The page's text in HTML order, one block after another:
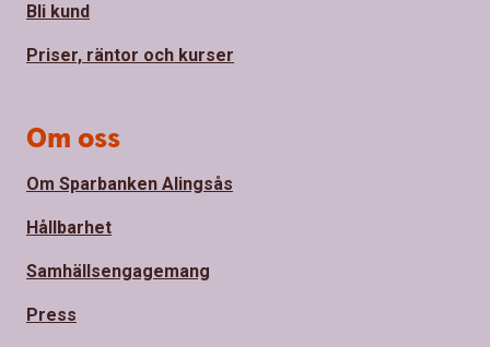
Bli kund
Priser, räntor och kurser
Om oss
Om Sparbanken Alingsås
Hållbarhet
Samhällsengagemang
Press